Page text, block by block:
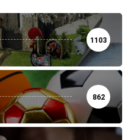
1103
862